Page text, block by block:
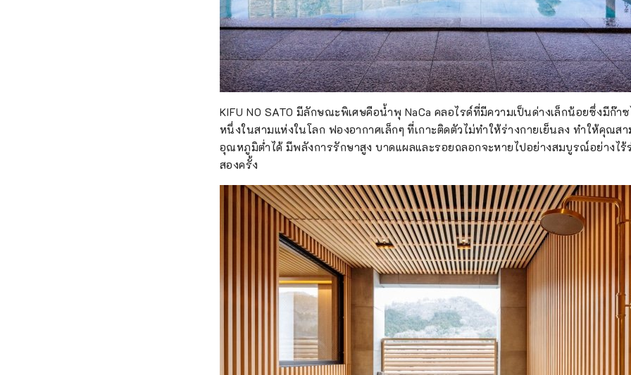
KIFU NO SATO มีลักษณะพิเศษคือน้ำพุ NaCa คลอไรด์ที่มีความเป็นด่างเล็กน้อยซึ่งมีก๊า
หนึ่งในสามแห่งในโลก ฟองอากาศเล็กๆ ที่เกาะติดตัวไม่ทำให้ร่างกายเย็นลง ทำให้คุณ
อุณหภูมิต่ำได้ มีพลังการรักษาสูง บาดแผลและรอยถลอกจะหายไปอย่างสมบูรณ์อย่างไร้
สองครั้ง